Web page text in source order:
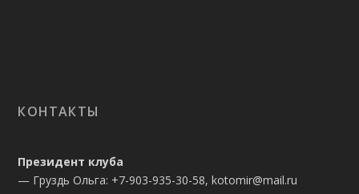
КОНТАКТЫ
Президент клуба
— Груздь Ольга: +7-903-935-30-58, kotomir@mail.ru